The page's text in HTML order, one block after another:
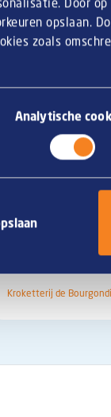
opslaan.
zoals
Analytische
Kroketterij de
Bourgondier
Servethouder
Kroketterij de